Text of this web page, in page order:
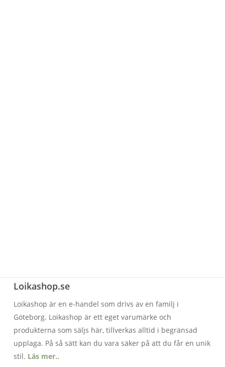
Loikashop.se
Loikashop är en e-handel som drivs av en familj i
Göteborg. Loikashop är ett eget varumärke och
produkterna som säljs här, tillverkas alltid i begränsad
upplaga. På så sätt kan du vara säker på att du får en unik
stil. Läs mer..